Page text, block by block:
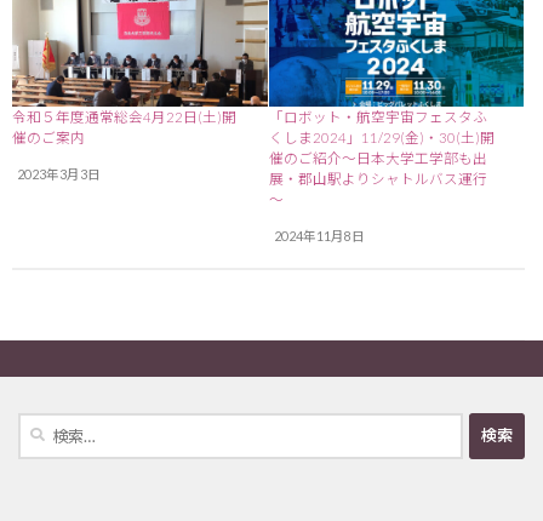
令和５年度通常総会4月22日(土)開
催のご案内
2023年3月3日
「ロボット・航空宇宙フェスタふ
くしま2024」11/29(金)・30(土)開
催のご紹介～日本大学工学部も出
展・郡山駅よりシャトルバス運行
～
2024年11月8日